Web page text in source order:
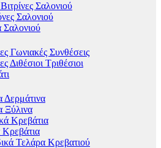
Σαλονιού
Σαλονιού
Σαλονιού
Γωνιακές Συνθέσεις
Διθέσιοι Τριθέσιοι
Δερμάτινα
Ξύλινα
Κρεβάτια
Τελάρα Κρεβατιού